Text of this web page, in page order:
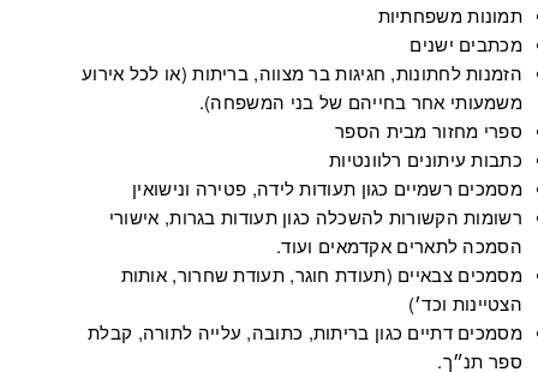
תמונות משפחתיות
מכתבים ישנים
הזמנות לחתונות, חגיגות בר מצווה, בריתות (או לכל אירוע
משמעותי אחר בחייהם של בני המשפחה).
ספרי מחזור מבית הספר
כתבות עיתונים רלוונטיות
מסמכים רשמיים כגון תעודות לידה, פטירה ונישואין
רשומות הקשורות להשכלה כגון תעודות בגרות, אישורי
הסמכה לתארים אקדמאים ועוד.
מסמכים צבאיים (תעודת חוגר, תעודת שחרור, אותות
הצטיינות וכד׳)
מסמכים דתיים כגון בריתות, כתובה, עלייה לתורה, קבלת
ספר תנ״ך.